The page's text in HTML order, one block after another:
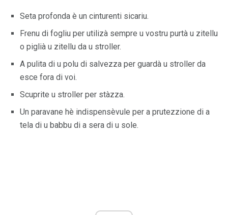
Seta profonda è un cinturenti sicariu.
Frenu di fogliu per utilizà sempre u vostru purtà u zitellu
o piglià u zitellu da u stroller.
A pulita di u polu di salvezza per guardà u stroller da
esce fora di voi.
Scuprite u stroller per stàzza.
Un paravane hè indispensèvule per a prutezzione di a
tela di u babbu di a sera di u sole.